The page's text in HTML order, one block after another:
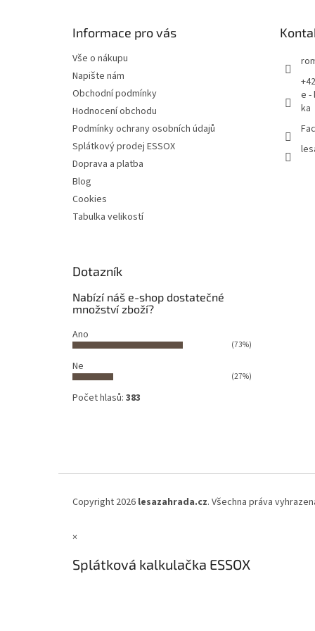
Informace pro vás
Vše o nákupu
Napište nám
Obchodní podmínky
Hodnocení obchodu
Podmínky ochrany osobních údajů
Splátkový prodej ESSOX
Doprava a platba
Blog
Cookies
Tabulka velikostí
e -
ka
Dotazník
Nabízí náš e-shop dostatečné
množství zboží?
Ano
(73%)
Ne
(27%)
Počet hlasů: 383
Copyright 2026 lesazahrada.cz. Všechna práva
×
Splátková kalkulačka ESSOX